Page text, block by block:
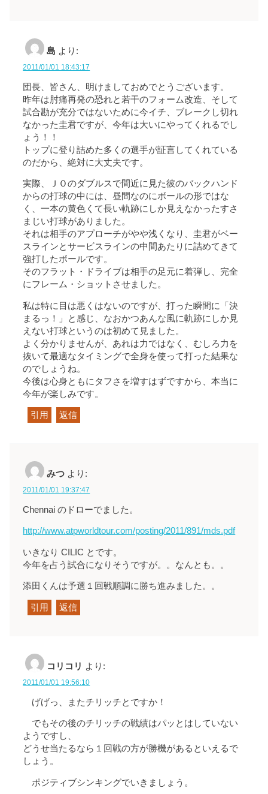
島 より:
2011/01/01 18:43:17
団長、皆さん、明けましておめでとうございます。
昨年は肘痛再発の恐れと若干のフォーム改造、そして
試合勘が充分ではないために今イチ、ブレークし切れ
なかった圭君ですが、今年は大いにやってくれるでし
ょう！！
トップに登り詰めた多くの選手が証言してくれている
のだから、絶対に大丈夫です。
実際、ＪＯのダブルスで間近に見た彼のバックハンド
からの打球の中には、昼間なのにボールの形ではな
く、一本の黄色くて長い軌跡にしか見えなかったすさ
まじい打球がありました。
それは相手のアプローチがやや浅くなり、圭君がベー
スラインとサービスラインの中間あたりに詰めてきて
強打したボールです。
そのフラット・ドライブは相手の足元に着弾し、完全
にフレーム・ショットさせました。
私は特に目は悪くはないのですが、打った瞬間に「決
まるっ！」と感じ、なおかつあんな風に軌跡にしか見
えない打球というのは初めて見ました。
よく分かりませんが、あれは力ではなく、むしろ力を
抜いて最適なタイミングで全身を使って打った結果な
のでしょうね。
今後は心身ともにタフさを増すはずですから、本当に
今年が楽しみです。
引用 返信
みつ より:
2011/01/01 19:37:47
Chennai のドローでました。
http://www.atpworldtour.com/posting/2011/891/mds.pdf
いきなり CILIC とです。
今年を占う試合になりそうですが。。なんとも。。
添田くんは予選１回戦順調に勝ち進みました。。
引用 返信
コリコリ より:
2011/01/01 19:56:10
げげっ、またチリッチとですか！
でもその後のチリッチの戦績はパッとはしていない
ようですし、
どうせ当たるなら１回戦の方が勝機があるといえるで
しょう。
ポジティブシンキングでいきましょう。